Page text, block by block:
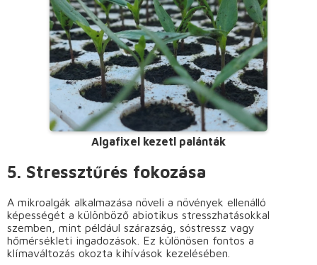
Algafixel kezetl palánták
5. Stressztűrés fokozása
A mikroalgák alkalmazása növeli a növények ellenálló
képességét a különböző abiotikus stresszhatásokkal
szemben, mint például szárazság, sóstressz vagy
hőmérsékleti ingadozások. Ez különösen fontos a
klímaváltozás okozta kihívások kezelésében.